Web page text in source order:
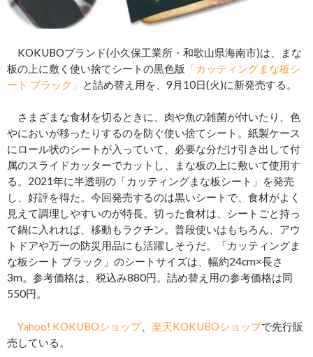
KOKUBOブランド(小久保工業所・和歌山県海南市)は、まな
板の上に敷く使い捨てシートの黒色版 「カッティングまな板シ
ート ブラック」
と詰め替え用を、9月10日(火)に新発売する。
さまざまな食材を切るときに、肉や魚の雑菌が付いたり、色
やにおいが移ったりするのを防ぐ使い捨てシート。紙製ケース
にロール状のシートが入っていて、必要な分だけ引き出して付
属のスライドカッターでカットし、まな板の上に敷いて使用す
る。2021年に半透明の「カッティングまな板シート」を発売
し、好評を得た。今回発売するのは黒いシートで、食材がよく
見えて調理しやすいのが特長。切った食材は、シートごと持っ
て鍋に入れれば、移動もラクチン。普段使いはもちろん、アウ
トドアや万一の防災用品にも活躍しそうだ。「カッティングま
な板シート ブラック」のシートサイズは、幅約24cm×長さ
3m。参考価格は、税込み880円。詰め替え用の参考価格は同
550円。
Yahoo! KOKUBOショップ、 楽天KOKUBOショップで先行販
売している。